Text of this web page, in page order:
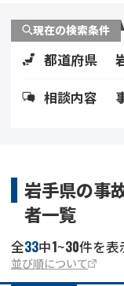
空き家
再建築不可
ゴミ屋敷
リースバック
不動産コラム
不動産売却
訳あり不動産
土地売却
借地
現在の検索条件
都道府県
相談内容
岩手県の事
者一覧
全33中1~30件を表
並び順について